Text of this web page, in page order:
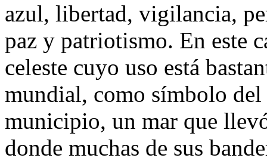
azul, libertad, vigilancia,
paz y patriotismo. En este
celeste cuyo uso está
mundial, como símbolo
municipio, un mar que
donde muchas de sus